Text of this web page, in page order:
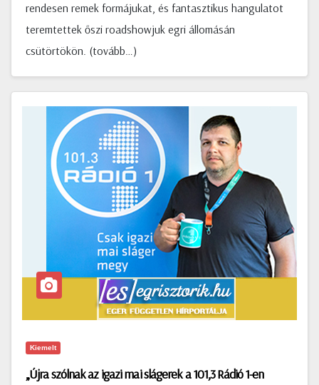
rendesen remek formájukat, és fantasztikus hangulatot
teremtettek őszi roadshowjuk egri állomásán
csütörtökön. (tovább…)
Kiemelt
„Újra szólnak az igazi mai slágerek a 101,3 Rádió 1-en